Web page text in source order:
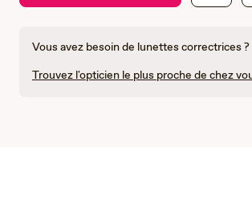
Vous avez besoin de lunettes correctrices ?
Trouvez l'opticien le plus proche de chez